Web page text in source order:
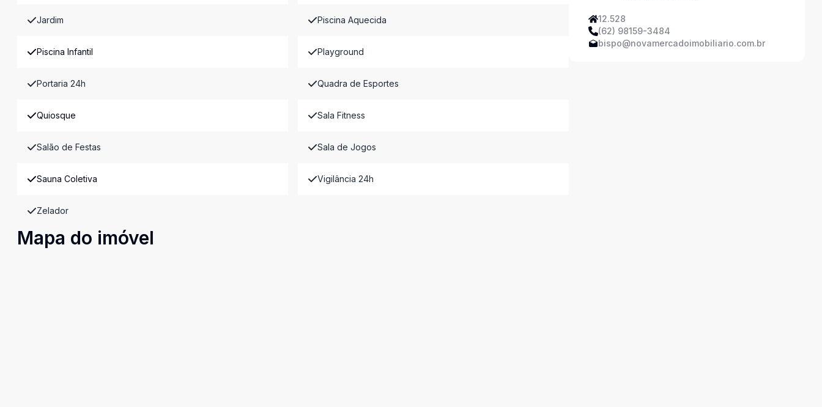
Jardim Piscina Aquecida
Piscina Infantil Playground
Portaria 24h Quadra de Esportes
Quiosque Sala Fitness
Salão de Festas Sala de Jogos
Sauna Coletiva Vigilância 24h
Zelador
Mapa do imóvel
12.528
(62) 98159-3484
bispo@novamercadoimobiliario.com.br